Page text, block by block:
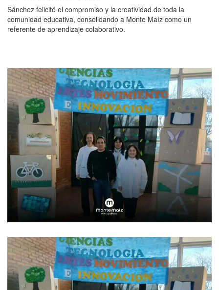
Sánchez felicitó el compromiso y la creatividad de toda la
comunidad educativa, consolidando a Monte Maíz como un
referente de aprendizaje colaborativo.